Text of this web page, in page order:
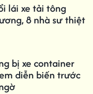
lái xe tải tông
8 nhà sư thiệt
bị xe container
diễn biến trước